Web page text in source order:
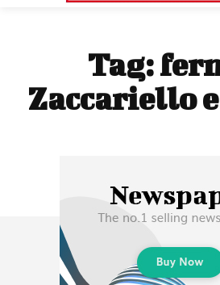
Tag:
Zaccariello